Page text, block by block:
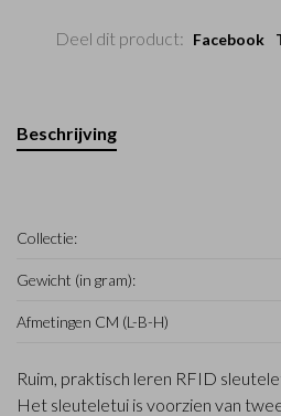
Deel dit product: Facebook
Beschrijving
Collectie:
Gewicht (in gram):
Afmetingen CM (L-B-H)
Ruim, praktisch leren RFID
Het sleuteletui is voorzien van